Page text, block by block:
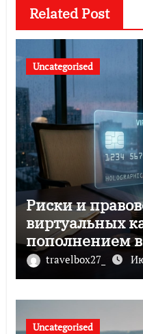
Related Post
Uncategorised
Риски и
виртуальных
пополнением
travelbox27_
Uncategorised